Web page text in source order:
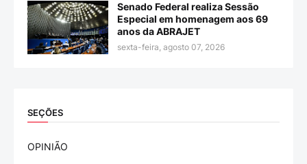
Senado Federal realiza Sessão
Especial em homenagem aos 69
anos da ABRAJET
sexta-feira, agosto 07, 2026
SEÇÕES
OPINIÃO